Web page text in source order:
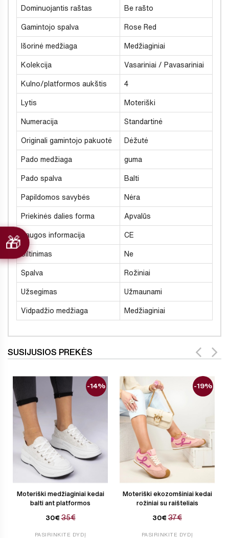
Dominuojantis raštas Be rašto
Gamintojo spalva Rose Red
Išorinė medžiaga Medžiaginiai
Kolekcija Vasariniai / Pavasariniai
Kulno/platformos aukštis 4
Lytis Moteriški
Numeracija Standartinė
Originali gamintojo pakuotė Dėžutė
Pado medžiaga guma
Pado spalva Balti
Papildomos savybės Nėra
Priekinės dalies forma Apvalūs
Saugos informacija CE
Šiltinimas Ne
Spalva Rožiniai
Užsegimas Užmaunami
Vidpadžio medžiaga Medžiaginiai
SUSIJUSIOS PREKĖS
Moteriški medžiaginiai kedai
balti ant platformos
30€ 35€
-14%
PASIRINKITE DYDĮ
Moteriški ekozomšiniai kedai
rožiniai su raišteliais
30€ 37€
-19%
PASIRINKITE DYDĮ